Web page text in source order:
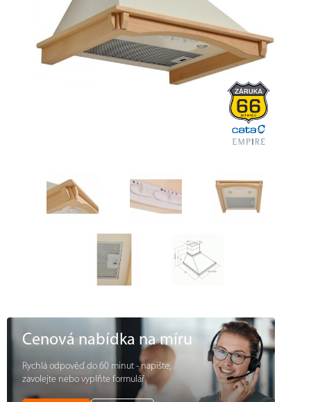
Cenová nabídka na míru
Rychlá odpověď do 60 minut - napište,
zavolejte nebo vyplňte formulář